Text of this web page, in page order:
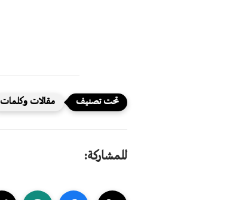
مقالات وكلمات
للمشاركة: